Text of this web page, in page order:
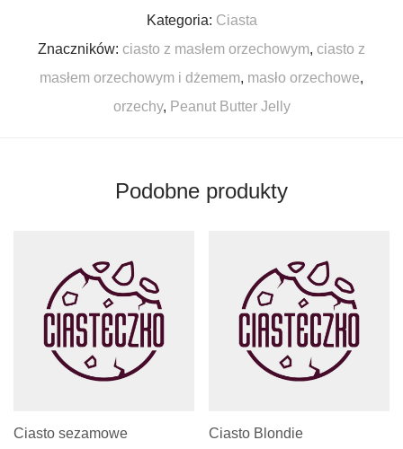
Kategoria: Ciasta
Znaczników: ciasto z masłem orzechowym, ciasto z
masłem orzechowym i dżemem, masło orzechowe,
orzechy, Peanut Butter Jelly
Podobne produkty
Ciasto sezamowe Ciasto Blondie